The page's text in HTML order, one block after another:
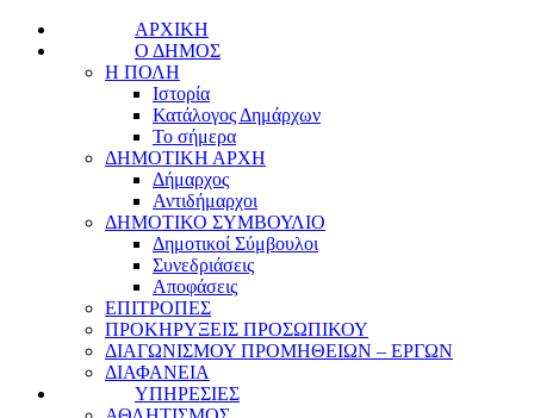
ΑΡΧΙΚΗ
Ο ΔΗΜΟΣ
Η ΠΟΛΗ
Ιστορία
Κατάλογος Δημάρχων
Το σήμερα
ΔΗΜΟΤΙΚΗ ΑΡΧΗ
Δήμαρχος
Αντιδήμαρχοι
ΔΗΜΟΤΙΚΟ ΣΥΜΒΟΥΛΙΟ
Δημοτικοί Σύμβουλοι
Συνεδριάσεις
Αποφάσεις
ΕΠΙΤΡΟΠΕΣ
ΠΡΟΚΗΡΥΞΕΙΣ ΠΡΟΣΩΠΙΚΟΥ
ΔΙΑΓΩΝΙΣΜΟΥ ΠΡΟΜΗΘΕΙΩΝ – ΕΡΓΩΝ
ΔΙΑΦΑΝΕΙΑ
ΥΠΗΡΕΣΙΕΣ